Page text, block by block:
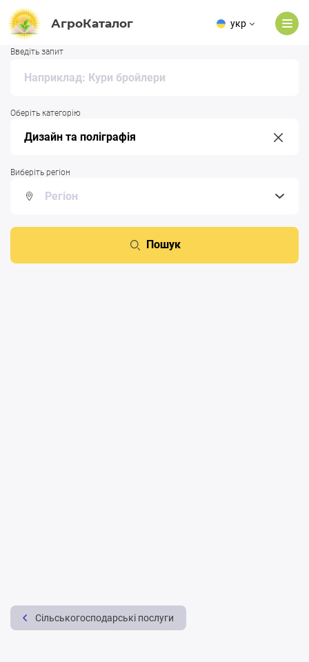
АгроКаталог укр
Введіть запит
Оберіть категорію
Виберіть регіон
Пошук
Сільськогосподарські послуги